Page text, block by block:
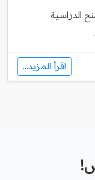
الدراسية
اقرأ المزيد...